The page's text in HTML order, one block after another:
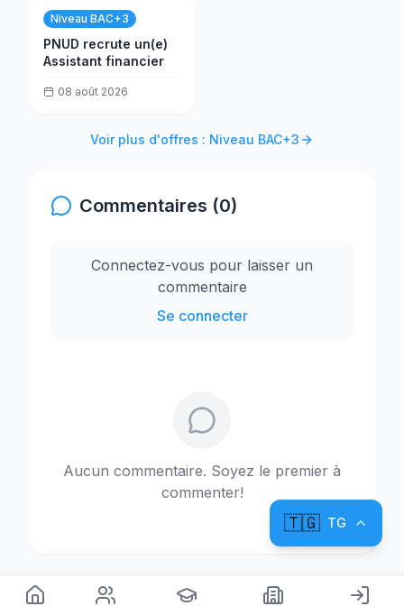
Niveau BAC+3
PNUD recrute un(e)
Assistant financier
08 août 2026
Voir plus d'offres : Niveau BAC+3
Commentaires (0)
Connectez-vous pour laisser un
commentaire
Se connecter
Aucun commentaire. Soyez le premier à
commenter!
🇹🇬 TG